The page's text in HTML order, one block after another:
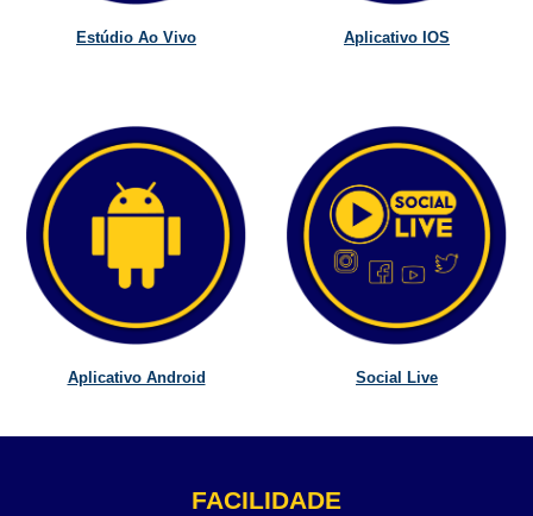
Estúdio Ao Vivo Aplicativo IOS
Aplicativo Android Social Live
FACILIDADE